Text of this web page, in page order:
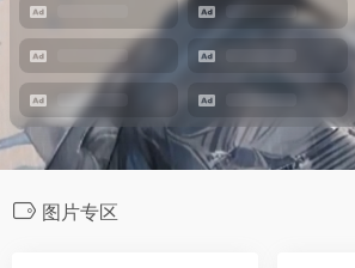
图片专区